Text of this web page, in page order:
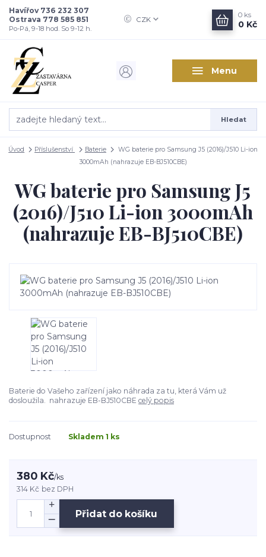
Menu
CZK
Hledat
Havířov 736 232 307
Ostrava 778 585 851
Po-Pá, 9-18 hod. So 9-12 h.
0 ks
0 Kč
Úvod Příslušenství Baterie
WG baterie pro Samsung J5 (2016)/J510 Li-ion
3000mAh (nahrazuje EB-BJ510CBE)
WG baterie pro Samsung J5
(2016)/J510 Li-ion 3000mAh
(nahrazuje EB-BJ510CBE)
Baterie do Vašeho zařízení jako náhrada za tu, která Vám už
dosloužila. nahrazuje EB-BJ510CBE celý popis
Dostupnost Skladem 1 ks
380 Kč/ks
314 Kč bez DPH
Přidat do košíku